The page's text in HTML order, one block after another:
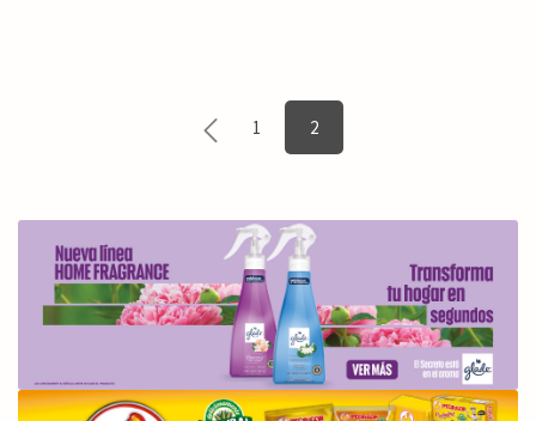
1 2